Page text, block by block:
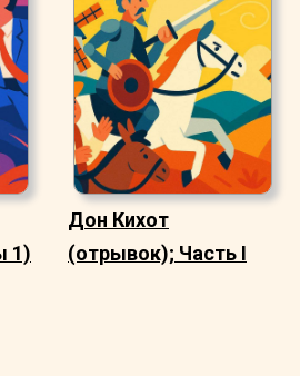
1)
Дон Кихот
(отрывок); Часть I